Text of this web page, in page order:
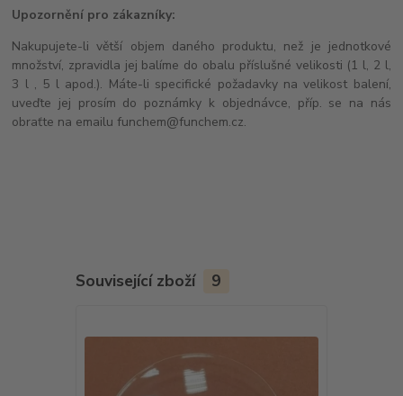
Upozornění pro zákazníky:
Nakupujete-li větší objem daného produktu, než je jednotkové
množství, zpravidla jej balíme do obalu příslušné velikosti (1 l, 2 l,
3 l , 5 l apod.). Máte-li specifické požadavky na velikost balení,
uveďte jej prosím do poznámky k objednávce, příp. se na nás
obraťte na emailu funchem@funchem.cz.
Související zboží 9